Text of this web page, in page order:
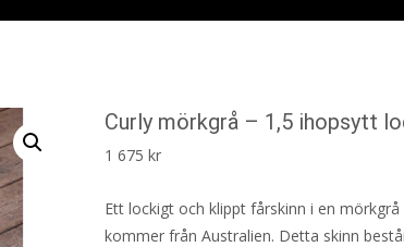
Curly mörkgrå – 1,5 ihopsytt
1 675kr
Ett lockigt och klippt fårskinn i en mörkgrå
kommer från Australien. Detta skinn